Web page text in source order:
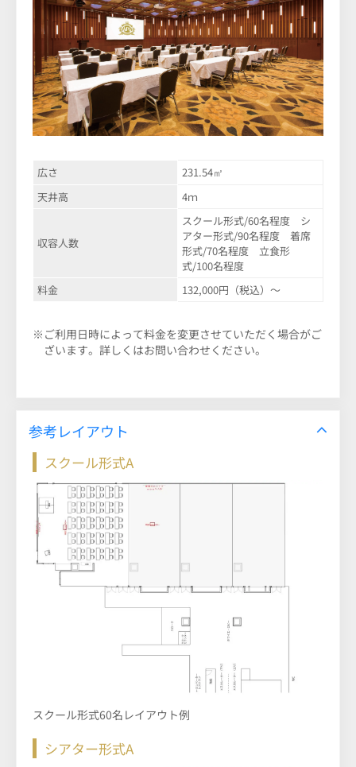
広さ
231.54㎡
天井高
4ｍ
収容人数
スクール形式/60名程度 シ
アター形式/90名程度 着席
形式/70名程度 立食形
式/100名程度
料金
132,000円（税込）～
※ご利用日時によって料金を変更させていただく場合がご
ざいます。詳しくはお問い合わせください。
参考レイアウト
スクール形式A
スクール形式60名レイアウト例
シアター形式A